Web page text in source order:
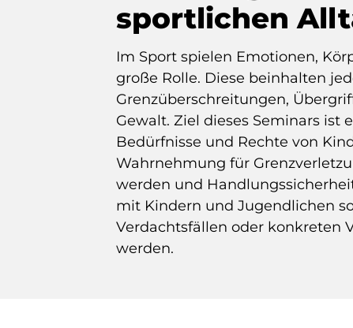
sportlichen
Im Sport spielen Emotionen,
große Rolle. Diese beinhalten
Grenzüberschreitungen,
Gewalt. Ziel dieses Seminars ist
Bedürfnisse und Rechte von
Wahrnehmung für
werden und
mit Kindern und Jugendlichen
Verdachtsfällen oder konkreten
werden.